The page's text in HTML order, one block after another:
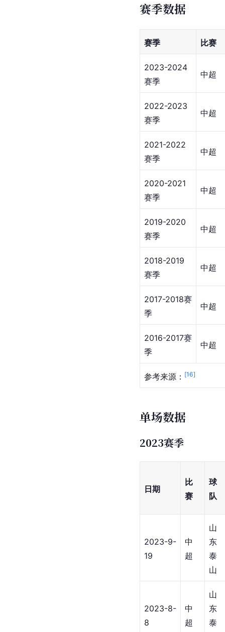
赛季数据
赛季 比赛
2023-2024
赛季
中超
2022-2023
赛季
中超
2021-2022
赛季
中超
2020-2021
赛季
中超
2019-2020
赛季
中超
2018-2019
赛季
中超
2017-2018赛
季
中超
2016-2017赛
季
中超
参考来源： [16]
单场数据
2023赛季
日期
比
赛
球
队
2023-9-
19
中
超
山
东
泰
山
2023-8-
8
中
超
山
东
泰